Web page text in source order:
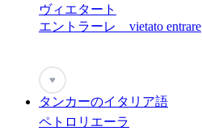
ヴィエタート
エントラーレ vietato entrare
♥
タンカーのイタリア語
ペトロリエーラ